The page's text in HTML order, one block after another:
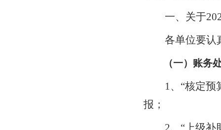
一、关于20
各单位要认
（一）账务
1、“核定预
报；
2、“上级补